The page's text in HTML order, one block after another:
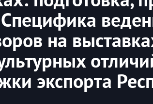
на
экспорта